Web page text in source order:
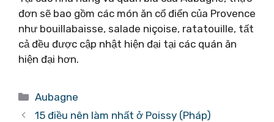
đơn sẽ bao gồm các món ăn cổ điển của Provence
như bouillabaisse, salade niçoise, ratatouille, tất
cả đều được cập nhật hiện đại tại các quán ăn
hiện đại hơn.
Danh
mục
Aubagne
15 điều nên làm nhất ở Poissy (Pháp)